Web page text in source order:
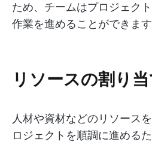
ため、チームはプロジェク
作業を進めることができます
リソースの割り
人材や資材などのリソース
ロジェクトを順調に進める